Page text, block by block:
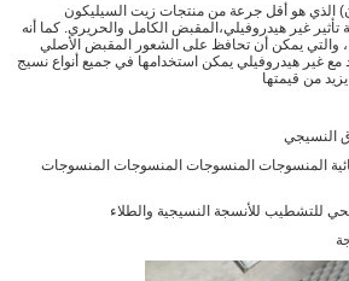
الذي هو أقل جرعة من منتجات زيت السيليكون
تأثير غير هيدروفيلي،المقبض الكامل والحريري. كما أنه
والتي يمكن أن تحافظ على الشعور المقبض الأصلي
مع غير هيدروفيلي يمكن استخدامها في جميع أنواع نسيج
من قيمتها
النسيجي
المنسوجات المنسوجات المنسوجات المنسوجات
للتشطيب للأنسجة النسيجية والطلاء